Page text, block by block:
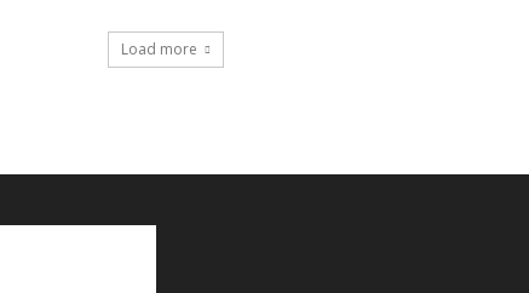
Load more